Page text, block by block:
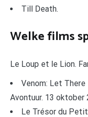
Till Death.
Welke films
Le Loup et le Lion.
Venom: Let There
Avontuur. 13 oktober
Le Trésor du